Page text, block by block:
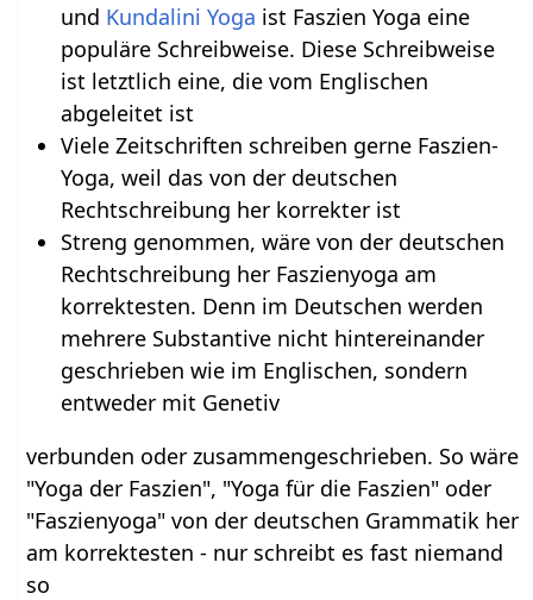
und Kundalini Yoga ist Faszien Yoga eine
populäre Schreibweise. Diese Schreibweise
ist letztlich eine, die vom Englischen
abgeleitet ist
Viele Zeitschriften schreiben gerne Faszien-
Yoga, weil das von der deutschen
Rechtschreibung her korrekter ist
Streng genommen, wäre von der deutschen
Rechtschreibung her Faszienyoga am
korrektesten. Denn im Deutschen werden
mehrere Substantive nicht hintereinander
geschrieben wie im Englischen, sondern
entweder mit Genetiv
verbunden oder zusammengeschrieben. So wäre
"Yoga der Faszien", "Yoga für die Faszien" oder
"Faszienyoga" von der deutschen Grammatik her
am korrektesten - nur schreibt es fast niemand
so